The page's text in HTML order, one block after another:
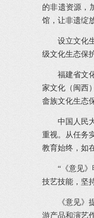
的非遗资源，
馆，让非遗绽
设立文化
级文化生态保
福建省文
家文化（闽西
畲族文化生态
中国人民
重视。从任务
教育始终，如
“《意见
技艺技能，坚
《意见
游产品和演艺